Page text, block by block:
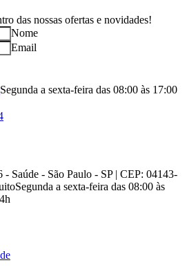
das nossas ofertas e novidades!
Nome
Email
Segunda a sexta-feira das 08:00 às 17:00
- Saúde - São Paulo - SP | CEP: 04143-
Segunda a sexta-feira das 08:00 às